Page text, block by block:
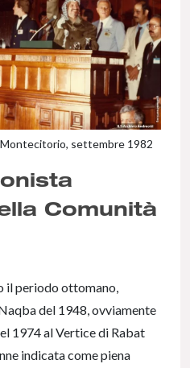
settembre 1982
Comunità
il periodo ottomano,
del 1948, ovviamente
1974 al Vertice di Rabat
indicata come piena